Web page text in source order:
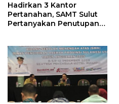
Hadirkan 3 Kantor
Pertanahan, SAMT Sulut
Pertanyakan Penutupan